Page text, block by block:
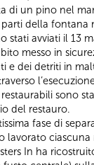
di un pino nel
della fontana
stati avviati il 13
messo in
e dei detriti in
sono
del restauro.
fase di
lavorato ciascuna
In ha